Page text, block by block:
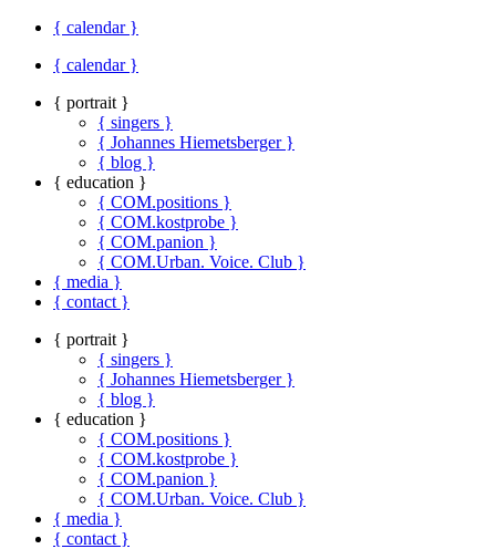
{ calendar }
{ calendar }
{ portrait }
{ singers }
{ Johannes Hiemetsberger }
{ blog }
{ education }
{ COM.positions }
{ COM.kostprobe }
{ COM.panion }
{ COM.Urban. Voice. Club }
{ media }
{ contact }
{ portrait }
{ singers }
{ Johannes Hiemetsberger }
{ blog }
{ education }
{ COM.positions }
{ COM.kostprobe }
{ COM.panion }
{ COM.Urban. Voice. Club }
{ media }
{ contact }